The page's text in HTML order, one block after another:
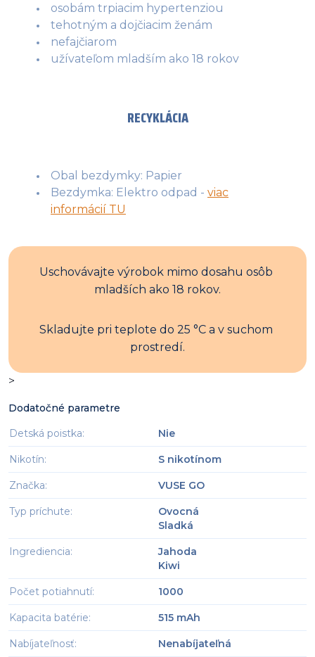
osobám trpiacim hypertenziou
tehotným a dojčiacim ženám
nefajčiarom
užívateľom mladším ako 18 rokov
RECYKLÁCIA
Obal bezdymky: Papier
Bezdymka: Elektro odpad - viac
informácií TU
Uschovávajte výrobok mimo dosahu osôb
mladších ako 18 rokov.
Skladujte pri teplote do 25 °C a v suchom
prostredí.
>
Dodatočné parametre
Detská poistka: Nie
Nikotín: S nikotínom
Značka: VUSE GO
Typ príchute:
Ovocná
Sladká
Ingrediencia:
Jahoda
Kiwi
Počet potiahnutí: 1000
Kapacita batérie: 515 mAh
Nabíjateľnosť: Nenabíjateľná